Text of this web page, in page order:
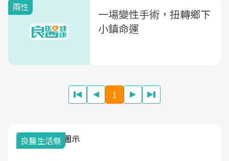
兩性
一場變性手術，扭轉鄉下
小鎮命運
1
良醫生活祭